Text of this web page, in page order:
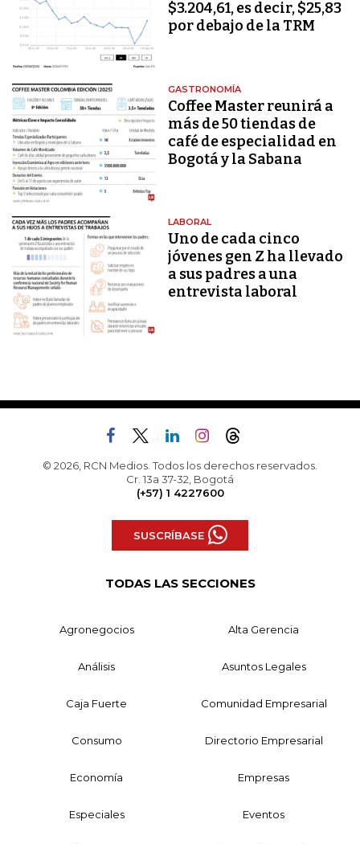
$3.204,61, es decir, $25,83
por debajo de la TRM
GASTRONOMÍA
Coffee Master reunirá a
más de 50 tiendas de
café de especialidad en
Bogotá y la Sabana
LABORAL
Uno de cada cinco
jóvenes gen Z ha llevado
a sus padres a una
entrevista laboral
© 2026, RCN Medios. Todos los derechos reservados.
Cr. 13a 37-32, Bogotá
(+57) 1 4227600
SUSCRÍBASE
TODAS LAS SECCIONES
Agronegocios Alta Gerencia
Análisis Asuntos Legales
Caja Fuerte Comunidad Empresarial
Consumo Directorio Empresarial
Economía Empresas
Especiales Eventos